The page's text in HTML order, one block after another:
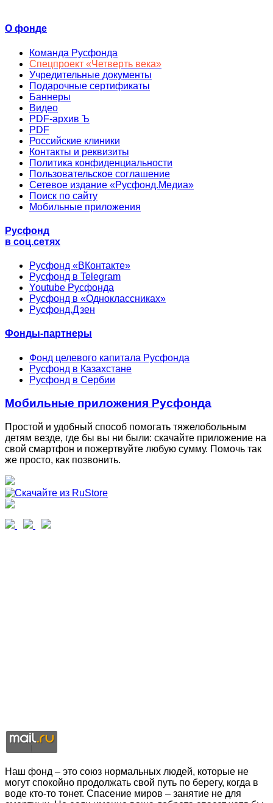
О фонде
Команда Русфонда
Спецпроект «Четверть века»
Учредительные документы
Подарочные сертификаты
Баннеры
Видео
PDF-архив Ъ
PDF
Российские клиники
Контакты и реквизиты
Политика конфиденциальности
Пользовательское соглашение
Сетевое издание «Русфонд.Медиа»
Поиск по сайту
Мобильные приложения
Русфонд
в соц.сетях
Русфонд «ВКонтакте»
Русфонд в Telegram
Youtube Русфонда
Русфонд в «Одноклассниках»
Русфонд.Дзен
Фонды-партнеры
Фонд целевого капитала Русфонда
Русфонд в Казахстане
Русфонд в Сербии
Мобильные приложения Русфонда
Простой и удобный способ помогать тяжелобольным
детям везде, где бы вы ни были: скачайте приложение на
свой смартфон и пожертвуйте любую сумму. Помочь так
же просто, как позвонить.
Наш фонд – это союз нормальных людей, которые не
могут спокойно продолжать свой путь по берегу, когда в
воде кто-то тонет. Спасение миров – занятие не для